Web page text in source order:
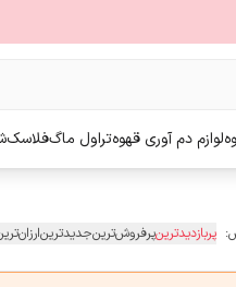
لوازم دم آوری قهوهتراول ماگفلاسک
پربازدیدترینپرفروش‌ترینجدیدترین